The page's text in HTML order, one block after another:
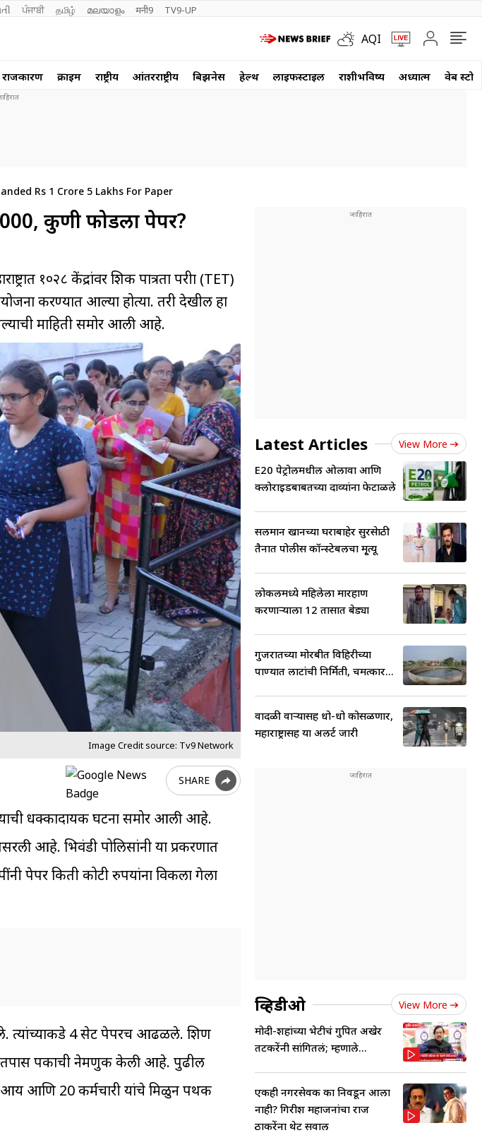
ਪੰਜਾਬੀ தமிழ் മലയാളം मनी9 TV9-UP
AQI
राजकारण क्राईम राष्ट्रीय आंतरराष्ट्रीय बिझनेस हेल्थ लाईफस्टाईल राशीभविष्य अध्यात्म वेब
Rs 1 Crore 5 Lakhs For Paper
कुणी फोडला पेपर?
१०२८ केंद्रांवर शिक्षक पात्रता परीक्षा (TET)
करण्यात आल्या होत्या. तरी देखील हा
माहिती समोर आली आहे.
Image Credit source: Tv9 Network
SHARE
धक्कादायक घटना समोर आली आहे.
आहे. भिवंडी पोलिसांनी या प्रकरणात
पेपर किती कोटी रुपयांना विकला गेला
त्यांच्याकडे 4 सेट पेपरच आढळले. शिक्षण
तपास पक्षकाची नेमणुक केली आहे. पुढील
आणि 20 कर्मचारी यांचे मिळुन पथक
Latest Articles View More
E20 पेट्रोलमधील ओलावा आणि
क्लोराइडबाबतच्या दाव्यांना फेटाळले
सलमान खानच्या घराबाहेर सुरक्षेसाठी
तैनात पोलीस कॉन्स्टेबलचा मृ्त्यू
लोकलमध्ये महिलेला मारहाण
करणाऱ्याला 12 तासात बेड्या
गुजरातच्या मोरबीत विहिरीच्या
पाण्यात लाटांची निर्मिती, चमत्कार...
वादळी वाऱ्यासह धो-धो कोसळणार,
महाराष्ट्रासह या अलर्ट जारी
व्हिडीओ View More
मोदी-शहांच्या भेटीचं गुपित अखेर
तटकरेंनी सांगितलं; म्हणाले...
एकही नगरसेवक का निवडून आला
नाही? गिरीश महाजनांचा राज
ठाकरेंना थेट सवाल